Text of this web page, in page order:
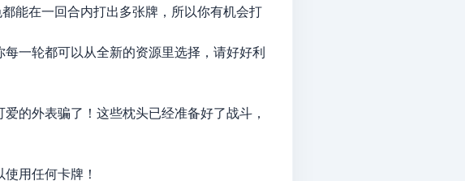
能在一回合内打出多张牌，所以你有机会打
一轮都可以从全新的资源里选择，请好好利
的外表骗了！这些枕头已经准备好了战斗，
用任何卡牌！